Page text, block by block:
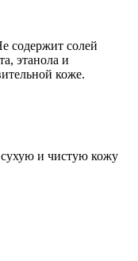
содержит солей
этанола и
коже.
и чистую кожу